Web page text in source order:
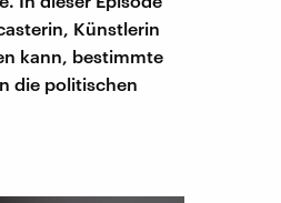
Künstlerin
kann, bestimmte
die politischen